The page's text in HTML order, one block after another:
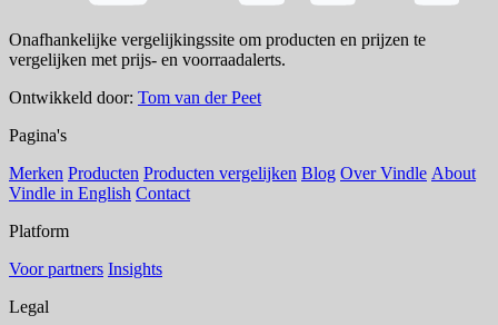
Onafhankelijke vergelijkingssite om producten en prijzen te
vergelijken met prijs- en voorraadalerts.
Ontwikkeld door: Tom van der Peet
Pagina's
Merken Producten Producten vergelijken Blog Over Vindle About
Vindle in English Contact
Platform
Voor partners Insights
Legal